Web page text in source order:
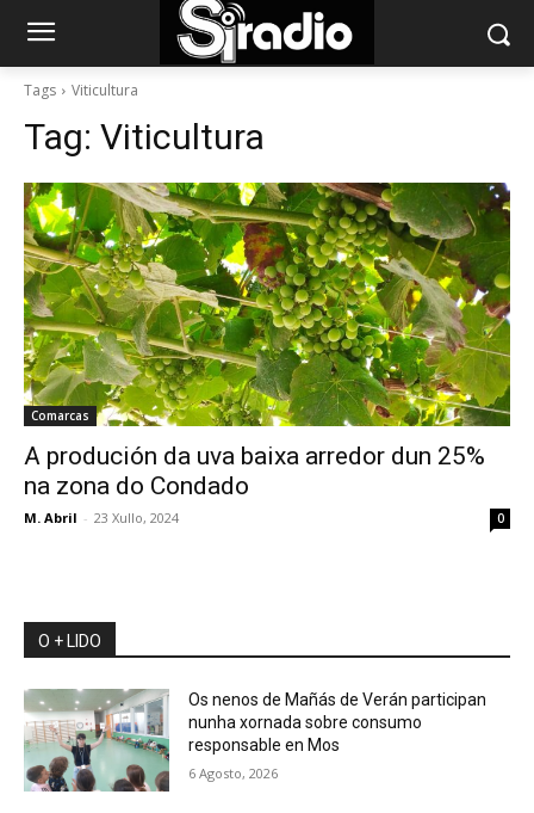
Tags Viticultura
Tag: Viticultura
Comarcas
A produción da uva baixa arredor dun 25%
na zona do Condado
M. Abril - 23 Xullo, 2024 0
O + LIDO
Os nenos de Mañás de Verán participan
nunha xornada sobre consumo
responsable en Mos
6 Agosto, 2026